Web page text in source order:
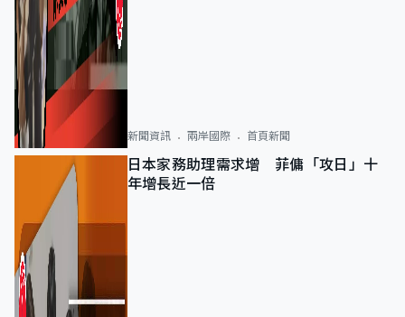
新聞資訊 兩岸國際 首頁新聞
日本家務助理需求增 菲傭「攻日」十
年增長近一倍